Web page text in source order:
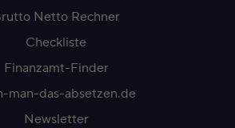
Netto Rechner
Checkliste
Finanzamt-Finder
man-das-absetzen.de
Newsletter